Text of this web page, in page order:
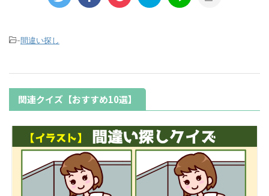
-間違い探し
関連クイズ【おすすめ10選】